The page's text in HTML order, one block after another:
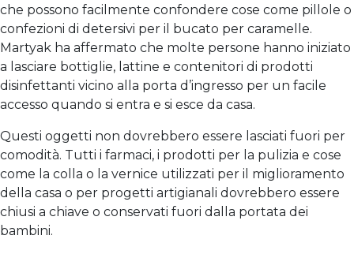
che possono facilmente confondere cose come pillole o
confezioni di detersivi per il bucato per caramelle.
Martyak ha affermato che molte persone hanno iniziato
a lasciare bottiglie, lattine e contenitori di prodotti
disinfettanti vicino alla porta d’ingresso per un facile
accesso quando si entra e si esce da casa.
Questi oggetti non dovrebbero essere lasciati fuori per
comodità. Tutti i farmaci, i prodotti per la pulizia e cose
come la colla o la vernice utilizzati per il miglioramento
della casa o per progetti artigianali dovrebbero essere
chiusi a chiave o conservati fuori dalla portata dei
bambini.